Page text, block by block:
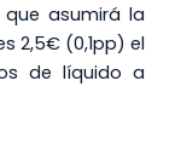
que asumirá la
2,5€ (0,1pp) el
de líquido a